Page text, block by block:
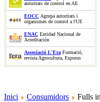
autoritats de control en AE
EOCC Agrupa autoritats i
organismes de control a l'UE
ENAC Entidad Nacional de
Acreditación
Associació L'Era Formació,
revista Agrocultura, Esporus
Inici Consumidors
Fulls